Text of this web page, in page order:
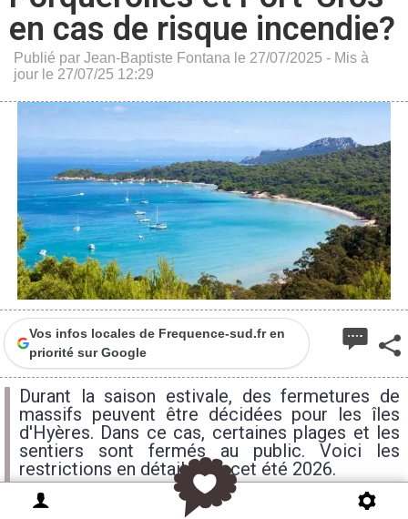
en cas de risque incendie?
Publié par Jean-Baptiste Fontana le 27/07/2025 - Mis à
jour le 27/07/25 12:29
Vos infos locales de Frequence-sud.fr en
priorité sur Google
Durant la saison estivale, des fermetures de
massifs peuvent être décidées pour les îles
d'Hyères. Dans ce cas, certaines plages et les
sentiers sont fermés au public. Voici les
restrictions en détail pour cet été 2026.
samedi 15H lundi